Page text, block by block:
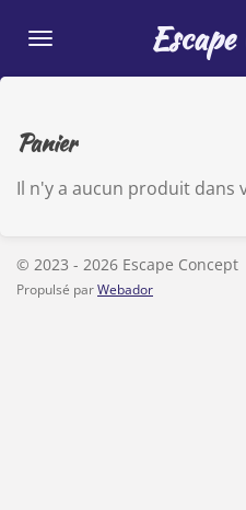
au
contenu
Panier
Il n'y a aucun produit dans
© 2023 - 2026 Escape Concept
Propulsé par Webador